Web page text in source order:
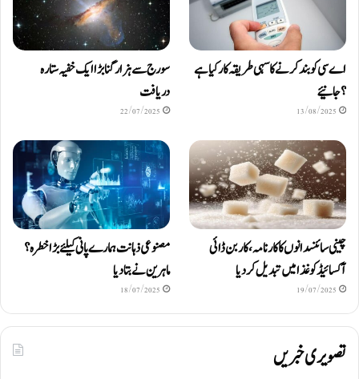
اے سی کو بند کرنے کا سہی طریقہ کار کیا ہے
؟ جانیئے
13/08/2025
سورج سے ہزار گنا بڑا ایک خفیہ ستارہ
دریافت
22/07/2025
چینی سائنسدانوں کا کارنامہ، کاربن ڈائی
آکسائیڈ کو غذا میں تبدیل کردیا
19/07/2025
مصنوعی ذہانت ہمارے پانی کیلئے بڑا خطرہ؟
ماہرین نے بتا دیا
18/07/2025
تصویری خبریں